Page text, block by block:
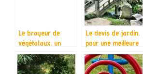
Le broyeur de
végétataux, un
appareil adapté à
l’entretien du jardin
Le devis de jardin,
pour une meilleure
mise en place d’un
jardin